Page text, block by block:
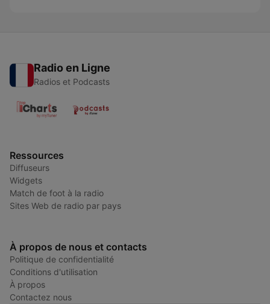
Radio en Ligne
Radios et Podcasts
Ressources
Diffuseurs
Widgets
Match de foot à la radio
Sites Web de radio par pays
À propos de nous et contacts
Politique de confidentialité
Conditions d'utilisation
À propos
Contactez nous